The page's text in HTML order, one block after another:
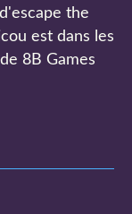
the
est dans les
8B Games